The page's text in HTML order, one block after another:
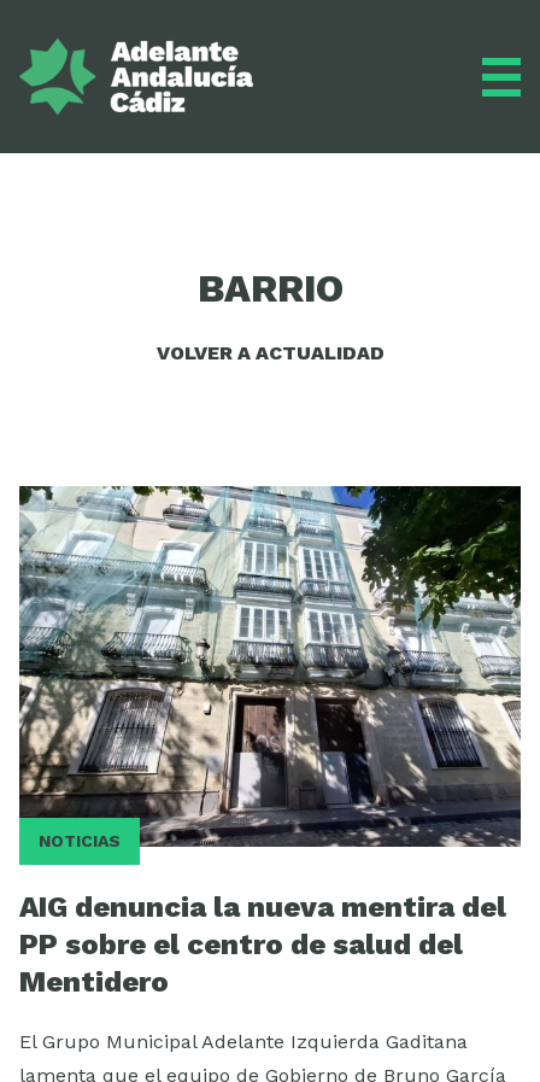
Videos
BARRIO
VOLVER A ACTUALIDAD
NOTICIAS
AIG denuncia la nueva mentira del
PP sobre el centro de salud del
Mentidero
El Grupo Municipal Adelante Izquierda Gaditana
lamenta que el equipo de Gobierno de Bruno García